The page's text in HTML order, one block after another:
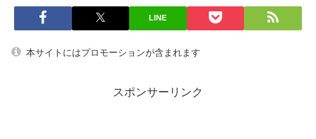
LINE
本サイトにはプロモーションが含まれます
スポンサーリンク